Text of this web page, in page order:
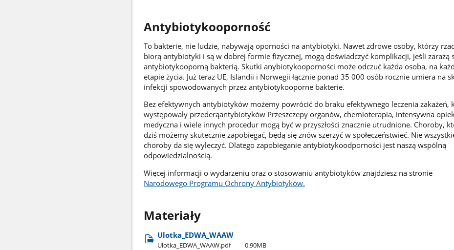
Antybiotykooporność
To bakterie, nie ludzie, nabywają oporności na antybiotyki. Nawet zdrowe osoby, którzy
biorą antybiotyki i są w dobrej formie fizycznej, mogą doświadczyć komplikacji, jeśli zarażą
antybiotykooporną bakterią. Skutki anybiotykooporności może odczuć każda osoba, na
etapie życia. Już teraz UE, Islandii i Norwegii łącznie ponad 35 000 osób rocznie umiera na
infekcji spowodowanych przez antybiotykooporne bakterie.
Bez efektywnych antybiotyków możemy powrócić do braku efektywnego leczenia zakażeń,
występowały przederąantybiotyków Przeszczepy organów, chemioterapia, intensywna
medyczna i wiele innych procedur mogą być w przyszłości znacznie utrudnione. Choroby,
dziś możemy skutecznie zapobiegać, będą się znów szerzyć w społeczeństwieć. Nie
choroby da się wyleczyć. Dlatego zapobieganie antybiotykoodporności jest naszą wspólną
odpowiedzialnością.
Więcej informacji o wydarzeniu oraz o stosowaniu antybiotyków znajdziesz na stronie
Narodowego Programu Ochrony Antybiotyków.
Materiały
Ulotka​_EDWA​_WAAW
Ulotka​_EDWA​_WAAW.pdf 0.90MB